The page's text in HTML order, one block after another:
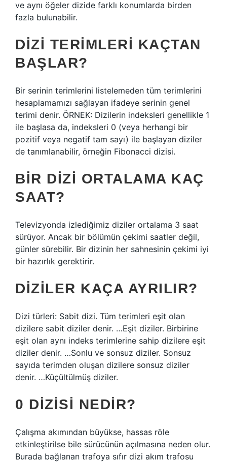
ve aynı öğeler dizide farklı konumlarda birden
fazla bulunabilir.
DIZI TERIMLERI KAÇTAN
BAŞLAR?
Bir serinin terimlerini listelemeden tüm terimlerini
hesaplamamızı sağlayan ifadeye serinin genel
terimi denir. ÖRNEK: Dizilerin indeksleri genellikle 1
ile başlasa da, indeksleri 0 (veya herhangi bir
pozitif veya negatif tam sayı) ile başlayan diziler
de tanımlanabilir, örneğin Fibonacci dizisi.
BIR DIZI ORTALAMA KAÇ
SAAT?
Televizyonda izlediğimiz diziler ortalama 3 saat
sürüyor. Ancak bir bölümün çekimi saatler değil,
günler sürebilir. Bir dizinin her sahnesinin çekimi iyi
bir hazırlık gerektirir.
DIZILER KAÇA AYRILIR?
Dizi türleri: Sabit dizi. Tüm terimleri eşit olan
dizilere sabit diziler denir. …Eşit diziler. Birbirine
eşit olan aynı indeks terimlerine sahip dizilere eşit
diziler denir. …Sonlu ve sonsuz diziler. Sonsuz
sayıda terimden oluşan dizilere sonsuz diziler
denir. …Küçültülmüş diziler.
0 DIZISI NEDIR?
Çalışma akımından büyükse, hassas röle
etkinleştirilse bile sürücünün açılmasına neden olur.
Burada bağlanan trafoya sıfır dizi akım trafosu